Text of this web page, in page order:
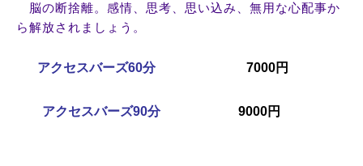
脳の断捨離。感情、思考、思い込み、無用な心配事か
ら解放されましょう。
アクセスバーズ60分7000円
アクセスバーズ90分9000円